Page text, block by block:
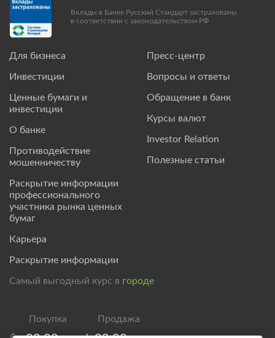
Для бизнеса
Инвестиции
Ценные бумаги и
инвестиции
О банке
Противодействие
мошенничеству
Раскрытие информации
профессионального
участника рынка ценных
бумаг
Карьера
Раскрытие информации
Пресс-центр
Вопросы и ответы
Обращение в банк
Курсы валют
Investor Relation
Полезные статьи
Вклады в Банке Русский Стандарт застрахованы
в соответствии с законодательством РФ
Самый выгодный курс в городе